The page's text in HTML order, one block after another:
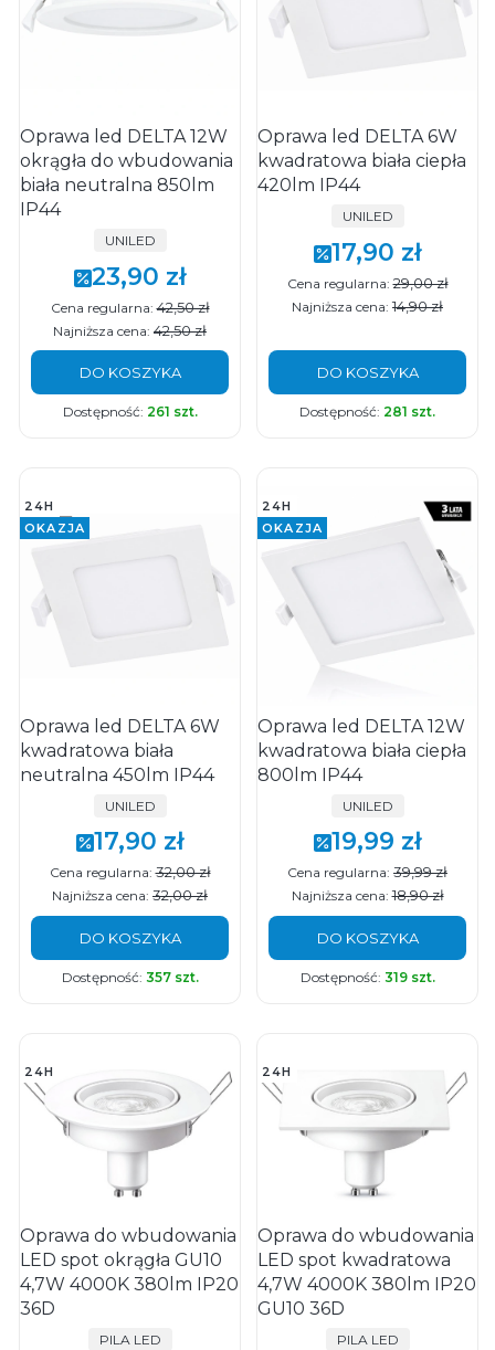
Oprawa led DELTA 12W
okrągła do wbudowania
biała neutralna 850lm
IP44
PRODUCENT
UNILED
Cena promocyjna
23,90 zł
Cena regularna: 42,50 zł
Najniższa cena: 42,50 zł
DO KOSZYKA
Dostępność: 261 szt.
Oprawa led DELTA 6W
kwadratowa biała ciepła
420lm IP44
PRODUCENT
UNILED
Cena promocyjna
17,90 zł
Cena regularna: 29,00 zł
Najniższa cena: 14,90 zł
DO KOSZYKA
Dostępność: 281 szt.
24H
OKAZJA
Oprawa led DELTA 6W
kwadratowa biała
neutralna 450lm IP44
PRODUCENT
UNILED
Cena promocyjna
17,90 zł
Cena regularna: 32,00 zł
Najniższa cena: 32,00 zł
DO KOSZYKA
Dostępność: 357 szt.
24H
OKAZJA
Oprawa led DELTA 12W
kwadratowa biała ciepła
800lm IP44
PRODUCENT
UNILED
Cena promocyjna
19,99 zł
Cena regularna: 39,99 zł
Najniższa cena: 18,90 zł
DO KOSZYKA
Dostępność: 319 szt.
24H
Oprawa do wbudowania
LED spot okrągła GU10
4,7W 4000K 380lm IP20
36D
PRODUCENT
PILA LED
24H
Oprawa do wbudowania
LED spot kwadratowa
4,7W 4000K 380lm IP20
GU10 36D
PRODUCENT
PILA LED